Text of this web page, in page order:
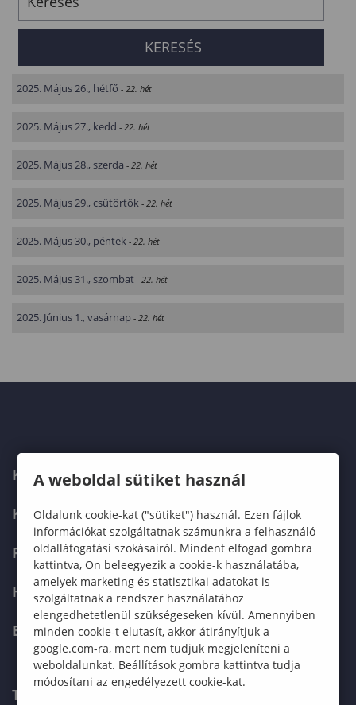
2025. Május 26., hétfő - 22. hét
2025. Május 27., kedd - 22. hét
2025. Május 28., szerda - 22. hét
2025. Május 29., csütörtök - 22. hét
2025. Május 30., péntek - 22. hét
2025. Május 31., szombat - 22. hét
2025. Június 1., vasárnap - 22. hét
KARUNK
KÉPZÉSEK
FELVÉTELIZŐKNEK
HALLGATÓKNAK
ERASMUS+
TELEFONKÖNYV
A weboldal sütiket használ
Oldalunk cookie-kat ("sütiket") használ. Ezen fájlok
információkat szolgáltatnak számunkra a felhasználó
oldallátogatási szokásairól. Mindent elfogad gombra
kattintva, Ön beleegyezik a cookie-k használatába,
amelyek marketing és statisztikai adatokat is
szolgáltatnak a rendszer használatához
elengedhetetlenül szükségeseken kívül. Amennyiben
minden cookie-t elutasít, akkor átirányítjuk a
google.com-ra, mert nem tudjuk megjeleníteni a
weboldalunkat. Beállítások gombra kattintva tudja
módosítani az engedélyezett cookie-kat.